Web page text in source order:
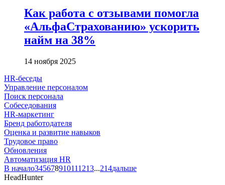
Как работа с отзывами помогла
«АльфаСтрахованию» ускорить
найм на 38%
14 ноября 2025
HR-беседы
Управление персоналом
Поиск персонала
Собеседования
HR-маркетинг
Бренд работодателя
Оценка и развитие навыков
Трудовое право
Обновления
Автоматизация HR
В начало345678910111213...214дальше
HeadHunter